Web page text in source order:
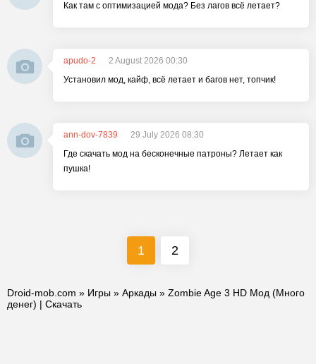
Как там с оптимизацией мода? Без лагов всё летает?
apudo-2
2 August 2026 00:30
Установил мод, кайф, всё летает и багов нет, топчик!
ann-dov-7839
29 July 2026 08:30
Где скачать мод на бесконечные патроны? Летает как
пушка!
1 2
Droid-mob.com » Игры » Аркады » Zombie Age 3 HD Мод (Много
денег) | Скачать